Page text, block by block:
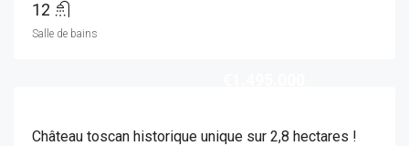
12
Salle de bains
Château toscan historique unique sur 2,8 hectares !